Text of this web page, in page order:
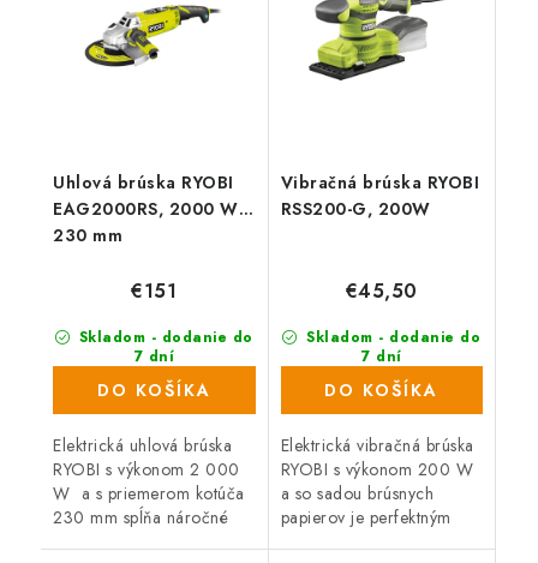
Uhlová brúska RYOBI
EAG2000RS, 2000 W,
230 mm
Skladom - dodanie do
7 dní
(176 ks)
€151
DO KOŠÍKA
Elektrická uhlová brúska
RYOBI s výkonom 2 000
W a s priemerom kotúča
230 mm spĺňa náročné
Vibračná brúska RYOBI
RSS200-G, 200W
Skladom - dodanie do
7 dní
(988 ks)
€45,50
DO KOŠÍKA
Elektrická vibračná brúska
RYOBI s výkonom 200 W
a so sadou brúsnych
papierov je perfektným